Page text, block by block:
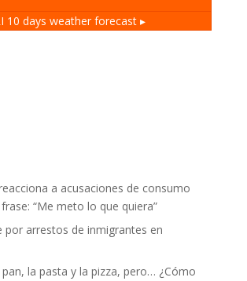
10 days weather forecast ▸
a acusaciones de consumo
“Me meto lo que quiera”
por arrestos de inmigrantes en
la pasta y la pizza, pero… ¿Cómo